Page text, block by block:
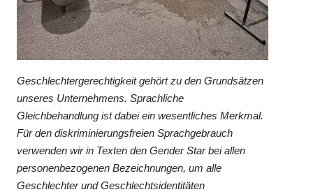
Geschlechtergerechtigkeit gehört zu den Grundsätzen
unseres Unternehmens. Sprachliche
Gleichbehandlung ist dabei ein wesentliches Merkmal.
Für den diskriminierungsfreien Sprachgebrauch
verwenden wir in Texten den Gender Star bei allen
personenbezogenen Bezeichnungen, um alle
Geschlechter und Geschlechtsidentitäten